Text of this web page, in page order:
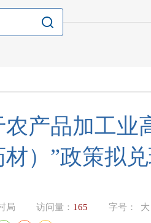
产品加工业
）”政策拟
局 访问量： 165 字号： 大